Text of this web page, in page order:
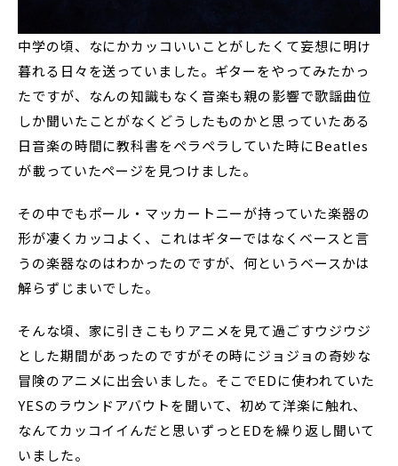
中学の頃、なにかカッコいいことがしたくて妄想に明け
暮れる日々を送っていました。ギターをやってみたかっ
たですが、なんの知識もなく音楽も親の影響で歌謡曲位
しか聞いたことがなくどうしたものかと思っていたある
日音楽の時間に教科書をペラペラしていた時にBeatles
が載っていたページを見つけました。
その中でもポール・マッカートニーが持っていた楽器の
形が凄くカッコよく、これはギターではなくベースと言
うの楽器なのはわかったのですが、何というベースかは
解らずじまいでした。
そんな頃、家に引きこもりアニメを見て過ごすウジウジ
とした期間があったのですがその時にジョジョの奇妙な
冒険のアニメに出会いました。そこでEDに使われていた
YESのラウンドアバウトを聞いて、初めて洋楽に触れ、
なんてカッコイイんだと思いずっとEDを繰り返し聞いて
いました。